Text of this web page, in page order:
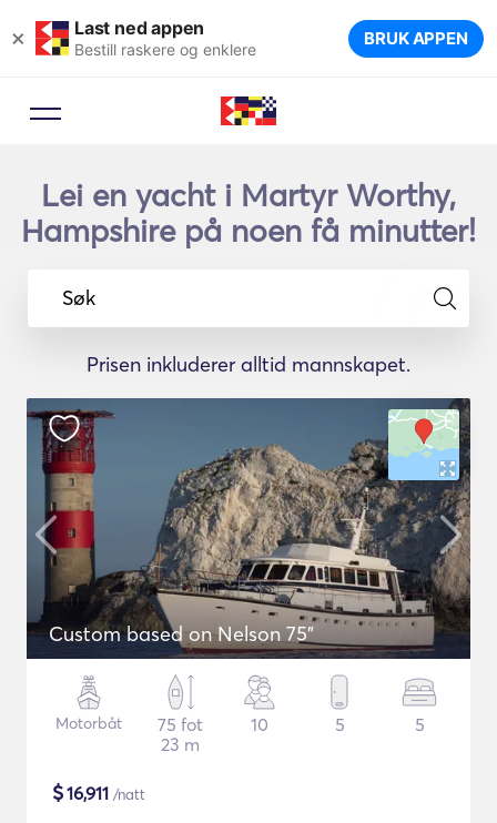
× Last ned appen
Bestill raskere og enklere BRUK APPEN
Lei en yacht i Martyr Worthy,
Hampshire på noen få minutter!
Søk
Prisen inkluderer alltid mannskapet.
Custom based on Nelson 75"
Motorbåt
75 fot
23 m
10 5 5
$16,911 /natt